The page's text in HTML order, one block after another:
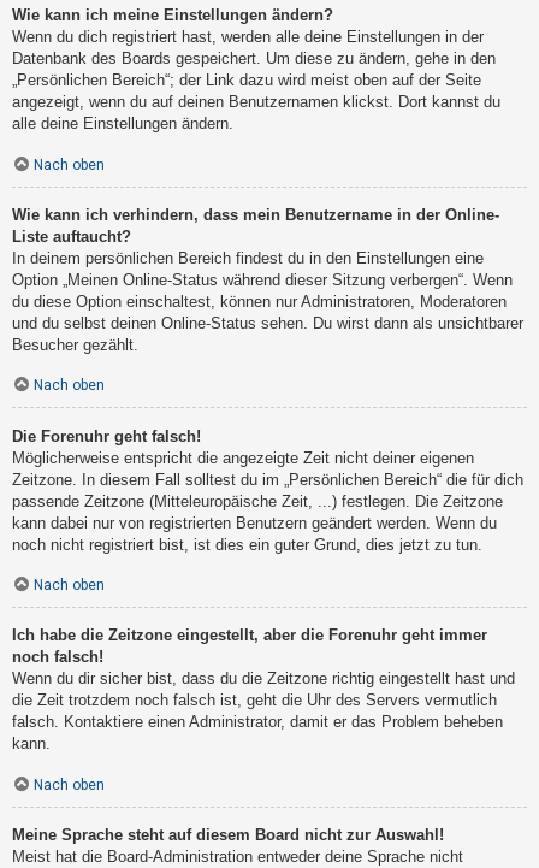
Wie kann ich meine Einstellungen ändern?
Wenn du dich registriert hast, werden alle deine Einstellungen in der
Datenbank des Boards gespeichert. Um diese zu ändern, gehe in den
„Persönlichen Bereich“; der Link dazu wird meist oben auf der Seite
angezeigt, wenn du auf deinen Benutzernamen klickst. Dort kannst du
alle deine Einstellungen ändern.
Nach oben
Wie kann ich verhindern, dass mein Benutzername in der Online-
Liste auftaucht?
In deinem persönlichen Bereich findest du in den Einstellungen eine
Option „Meinen Online-Status während dieser Sitzung verbergen“. Wenn
du diese Option einschaltest, können nur Administratoren, Moderatoren
und du selbst deinen Online-Status sehen. Du wirst dann als unsichtbarer
Besucher gezählt.
Nach oben
Die Forenuhr geht falsch!
Möglicherweise entspricht die angezeigte Zeit nicht deiner eigenen
Zeitzone. In diesem Fall solltest du im „Persönlichen Bereich“ die für dich
passende Zeitzone (Mitteleuropäische Zeit, ...) festlegen. Die Zeitzone
kann dabei nur von registrierten Benutzern geändert werden. Wenn du
noch nicht registriert bist, ist dies ein guter Grund, dies jetzt zu tun.
Nach oben
Ich habe die Zeitzone eingestellt, aber die Forenuhr geht immer
noch falsch!
Wenn du dir sicher bist, dass du die Zeitzone richtig eingestellt hast und
die Zeit trotzdem noch falsch ist, geht die Uhr des Servers vermutlich
falsch. Kontaktiere einen Administrator, damit er das Problem beheben
kann.
Nach oben
Meine Sprache steht auf diesem Board nicht zur Auswahl!
Meist hat die Board-Administration entweder deine Sprache nicht